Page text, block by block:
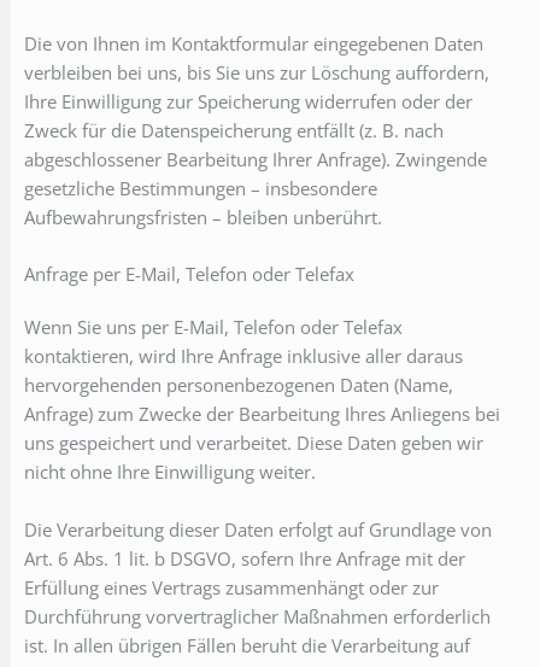
Die von Ihnen im Kontaktformular eingegebenen Daten
verbleiben bei uns, bis Sie uns zur Löschung auffordern,
Ihre Einwilligung zur Speicherung widerrufen oder der
Zweck für die Datenspeicherung entfällt (z. B. nach
abgeschlossener Bearbeitung Ihrer Anfrage). Zwingende
gesetzliche Bestimmungen – insbesondere
Aufbewahrungsfristen – bleiben unberührt.
Anfrage per E-Mail, Telefon oder Telefax
Wenn Sie uns per E-Mail, Telefon oder Telefax
kontaktieren, wird Ihre Anfrage inklusive aller daraus
hervorgehenden personenbezogenen Daten (Name,
Anfrage) zum Zwecke der Bearbeitung Ihres Anliegens bei
uns gespeichert und verarbeitet. Diese Daten geben wir
nicht ohne Ihre Einwilligung weiter.
Die Verarbeitung dieser Daten erfolgt auf Grundlage von
Art. 6 Abs. 1 lit. b DSGVO, sofern Ihre Anfrage mit der
Erfüllung eines Vertrags zusammenhängt oder zur
Durchführung vorvertraglicher Maßnahmen erforderlich
ist. In allen übrigen Fällen beruht die Verarbeitung auf